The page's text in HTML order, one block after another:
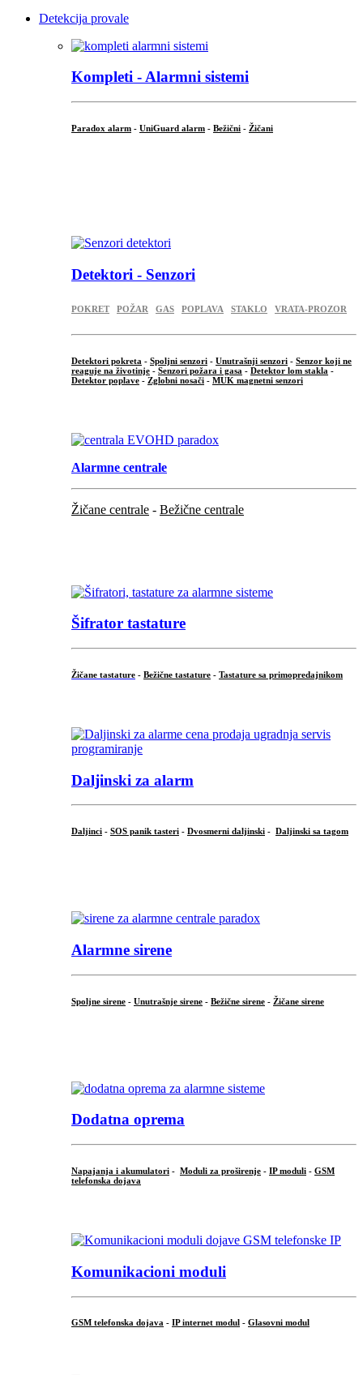
Detekcija provale
Kompleti - Alarmni sistemi
Paradox alarm - UniGuard alarm - Bežični - Žičani
Detektori - Senzori
POKRET POŽAR GAS POPLAVA STAKLO VRATA-PROZOR
Detektori pokreta - Spoljni senzori - Unutrašnji senzori - Senzor koji ne
reaguje na životinje - Senzori požara i gasa - Detektor lom stakla -
Detektor poplave - Zglobni nosači - MUK magnetni senzori
Alarmne centrale
Žičane centrale - Bežične centrale
Šifrator tastature
Žičane tastature - Bežične tastature - Tastature sa primopredajnikom
Daljinski za alarm
Daljinci - SOS panik tasteri - Dvosmerni daljinski - Daljinski sa tagom
Alarmne sirene
Spoljne sirene - Unutrašnje sirene - Bežične sirene - Žičane sirene
Dodatna oprema
Napajanja i akumulatori - Moduli za proširenje - IP moduli - GSM
telefonska dojava
Komunikacioni moduli
GSM telefonska dojava - IP internet modul - Glasovni modul